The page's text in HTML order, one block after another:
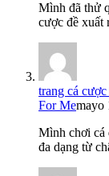
Mình đã thử
cược đề
trang cá
For Memayo
Mình chơi cá
đa dạng từ